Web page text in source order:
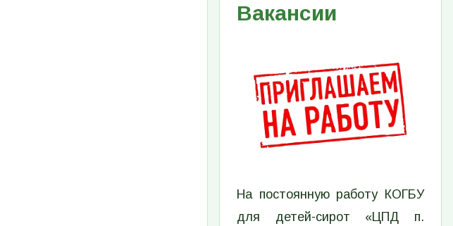
Вакансии
На постоянную работу КОГБУ
для детей-сирот «ЦПД п.